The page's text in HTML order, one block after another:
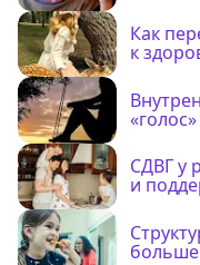
Как
к
СДВГ у
и
больше